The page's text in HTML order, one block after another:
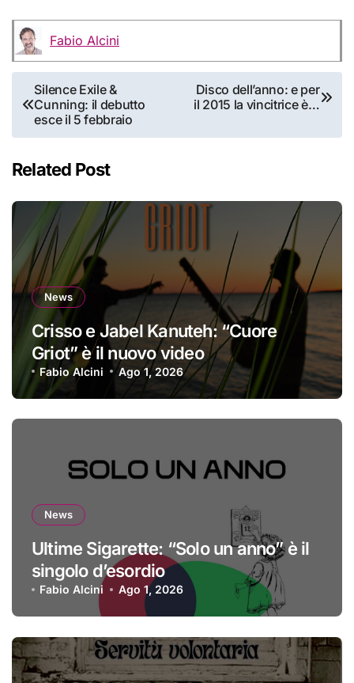
Fabio Alcini
Navigazione
articoli
Silence Exile &
Cunning: il debutto
esce il 5 febbraio
Disco dell’anno: e per
il 2015 la vincitrice è…
Related Post
News
Crisso e Jabel Kanuteh: “Cuore
Griot” è il nuovo video
Fabio Alcini Ago 1, 2026
News
Ultime Sigarette: “Solo un anno” è il
singolo d’esordio
Fabio Alcini Ago 1, 2026